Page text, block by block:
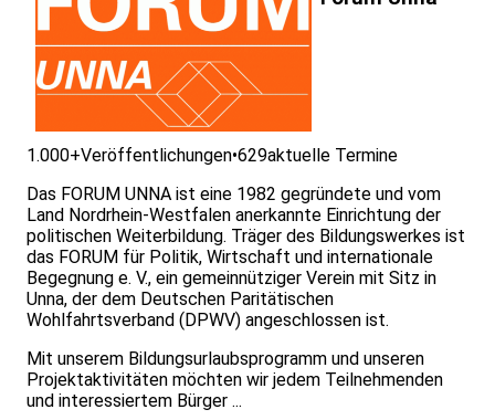
1.000+Veröffentlichungen•629aktuelle Termine
Das FORUM UNNA ist eine 1982 gegründete und vom
Land Nordrhein-Westfalen anerkannte Einrichtung der
politischen Weiterbildung. Träger des Bildungswerkes ist
das FORUM für Politik, Wirtschaft und internationale
Begegnung e. V., ein gemeinnütziger Verein mit Sitz in
Unna, der dem Deutschen Paritätischen
Wohlfahrtsverband (DPWV) angeschlossen ist.
Mit unserem Bildungsurlaubsprogramm und unseren
Projektaktivitäten möchten wir jedem Teilnehmenden
und interessiertem Bürger ...